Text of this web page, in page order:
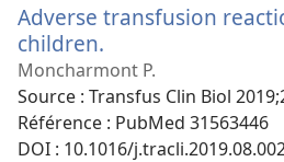
Adverse transfusion
children.
une
nouvelle
fenêtre)
Moncharmont P.
Source ‎: Transfus Clin Biol
Référence ‎: PubMed 31563446
DOI ‎: 10.1016/